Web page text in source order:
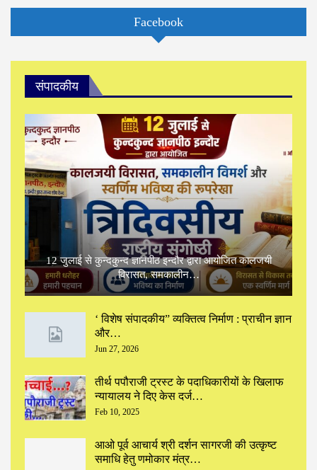
Facebook
संपादकीय
12 जुलाई से कुन्दकुन्द ज्ञानपीठ इन्दौर द्वारा आयोजित कालजयी
विरासत, समकालीन…
‘ विशेष संपादकीय” ‌व्यक्तित्व निर्माण : प्राचीन ज्ञान
और…
Jun 27, 2026
तीर्थ पपौराजी ट्रस्ट के पदाधिकारीयों के खिलाफ
न्यायालय ने दिए केस दर्ज…
Feb 10, 2025
आओ पूर्व आचार्य श्री दर्शन सागरजी की उत्कृष्ट
समाधि हेतु णमोकार मंत्र…